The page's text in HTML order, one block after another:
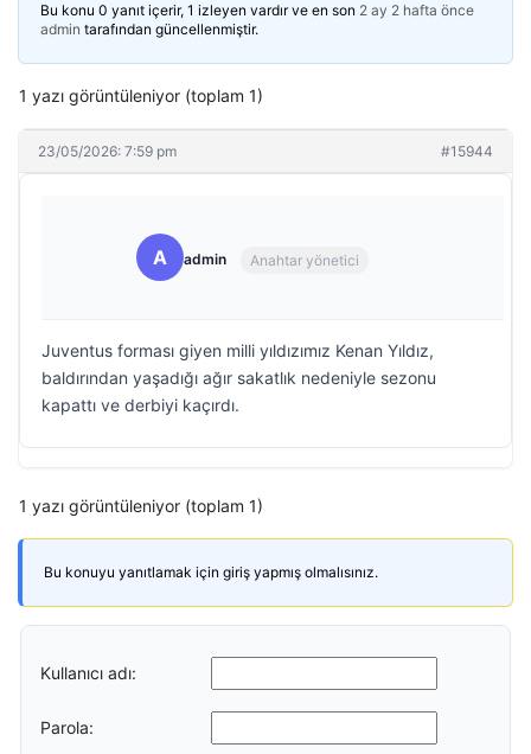
Bu konu 0 yanıt içerir, 1 izleyen vardır ve en son 2 ay 2 hafta önce
admin tarafından güncellenmiştir.
1 yazı görüntüleniyor (toplam 1)
23/05/2026: 7:59 pm #15944
A admin Anahtar yönetici
Juventus forması giyen milli yıldızımız Kenan Yıldız,
baldırından yaşadığı ağır sakatlık nedeniyle sezonu
kapattı ve derbiyi kaçırdı.
1 yazı görüntüleniyor (toplam 1)
Bu konuyu yanıtlamak için giriş yapmış olmalısınız.
Kullanıcı adı:
Parola: